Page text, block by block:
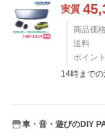
実質
商品価格
送料
ポイント
14時までの
車・音・遊びのDIY